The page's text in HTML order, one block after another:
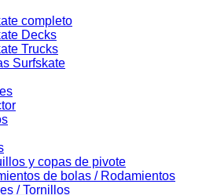
completo
Decks
Trucks
Surfskate
y copas de pivote
de bolas / Rodamientos
/ Tornillos